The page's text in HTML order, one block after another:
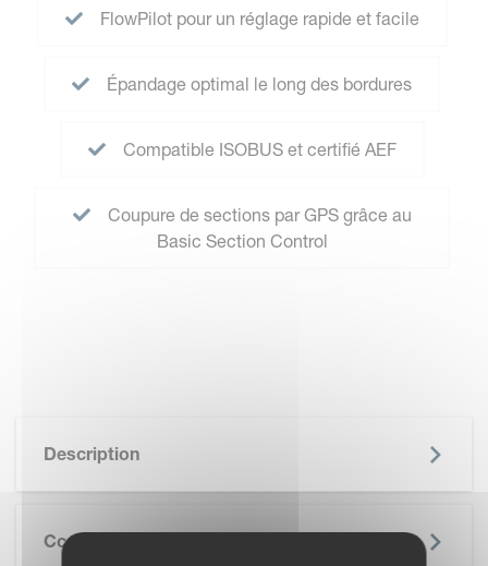
FlowPilot pour un réglage rapide et facile
Épandage optimal le long des bordures
Compatible ISOBUS et certifié AEF
Coupure de sections par GPS grâce au
Basic Section Control
Description
Cc